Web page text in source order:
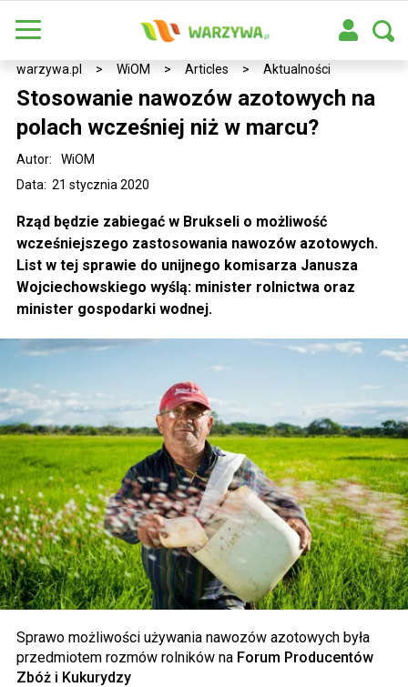
warzywa.pl > WiOM > Articles > Aktualności
Stosowanie nawozów azotowych na
polach wcześniej niż w marcu?
Data: 21 stycznia 2020
Autor: WiOM
Rząd będzie zabiegać w Brukseli o możliwość
wcześniejszego zastosowania nawozów azotowych.
List w tej sprawie do unijnego komisarza Janusza
Wojciechowskiego wyślą: minister rolnictwa oraz
minister gospodarki wodnej.
Sprawo możliwości używania nawozów azotowych była
przedmiotem rozmów rolników na Forum Producentów
Zbóż i Kukurydzy